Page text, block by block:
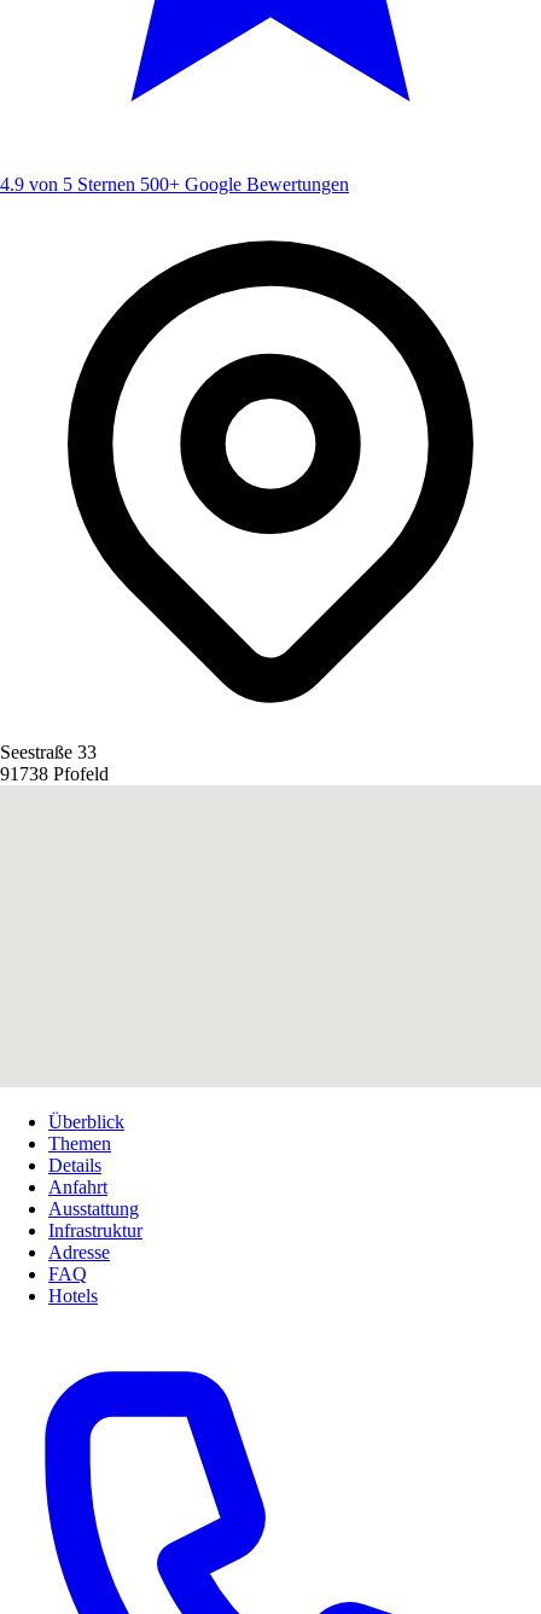
4.9 von 5 Sternen 500+ Google Bewertungen
Seestraße 33
91738 Pfofeld
Überblick
Themen
Details
Anfahrt
Ausstattung
Infrastruktur
Adresse
FAQ
Hotels